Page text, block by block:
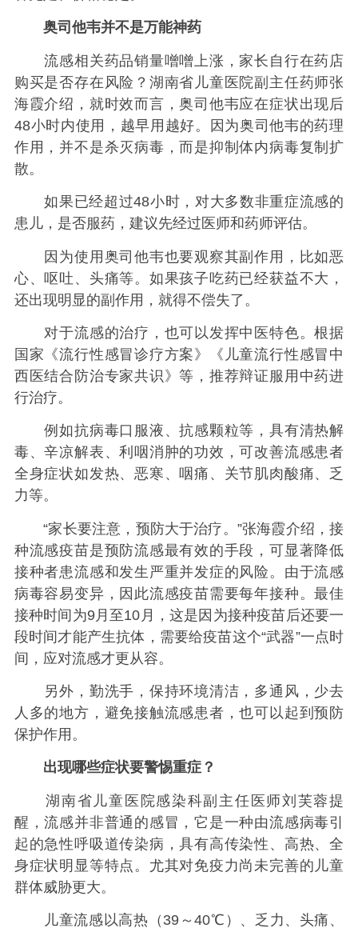
奥司他韦并不是万能神药
流感相关药品销量噌噌上涨，家长自行在药店
购买是否存在风险？湖南省儿童医院副主任药师张
海霞介绍，就时效而言，奥司他韦应在症状出现后
48小时内使用，越早用越好。因为奥司他韦的药理
作用，并不是杀灭病毒，而是抑制体内病毒复制扩
散。
如果已经超过48小时，对大多数非重症流感的
患儿，是否服药，建议先经过医师和药师评估。
因为使用奥司他韦也要观察其副作用，比如恶
心、呕吐、头痛等。如果孩子吃药已经获益不大，
还出现明显的副作用，就得不偿失了。
对于流感的治疗，也可以发挥中医特色。根据
国家《流行性感冒诊疗方案》《儿童流行性感冒中
西医结合防治专家共识》等，推荐辩证服用中药进
行治疗。
例如抗病毒口服液、抗感颗粒等，具有清热解
毒、辛凉解表、利咽消肿的功效，可改善流感患者
全身症状如发热、恶寒、咽痛、关节肌肉酸痛、乏
力等。
“家长要注意，预防大于治疗。”张海霞介绍，接
种流感疫苗是预防流感最有效的手段，可显著降低
接种者患流感和发生严重并发症的风险。由于流感
病毒容易变异，因此流感疫苗需要每年接种。最佳
接种时间为9月至10月，这是因为接种疫苗后还要一
段时间才能产生抗体，需要给疫苗这个“武器”一点时
间，应对流感才更从容。
另外，勤洗手，保持环境清洁，多通风，少去
人多的地方，避免接触流感患者，也可以起到预防
保护作用。
出现哪些症状要警惕重症？
湖南省儿童医院感染科副主任医师刘芙蓉提
醒，流感并非普通的感冒，它是一种由流感病毒引
起的急性呼吸道传染病，具有高传染性、高热、全
身症状明显等特点。尤其对免疫力尚未完善的儿童
群体威胁更大。
儿童流感以高热（39～40℃）、乏力、头痛、